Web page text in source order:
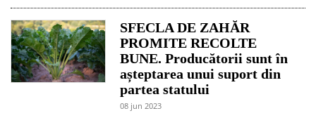
SFECLA DE ZAHĂR
PROMITE RECOLTE
BUNE. Producătorii sunt în
așteptarea unui suport din
partea statului
08 jun 2023